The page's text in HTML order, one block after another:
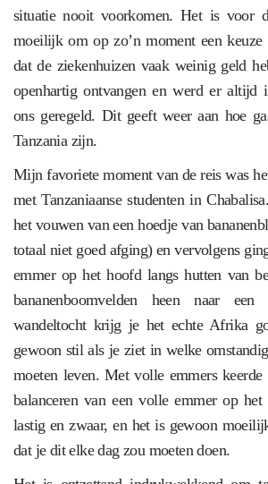
situatie nooit voorkomen. Het is voor
moeilijk om op zo’n moment een keuze
dat de ziekenhuizen vaak weinig geld
openhartig ontvangen en werd er altijd
ons geregeld. Dit geeft weer aan hoe
Tanzania zijn.
Mijn favoriete moment van de reis was
met Tanzaniaanse studenten in
het vouwen van een hoedje van
totaal niet goed afging) en vervolgens
emmer op het hoofd langs hutten van
bananenboomvelden heen naar
wandeltocht krijg je het echte Afrika
gewoon stil als je ziet in welke
moeten leven. Met volle emmers
balanceren van een volle emmer op
lastig en zwaar, en het is gewoon
dat je dit elke dag zou moeten doen.